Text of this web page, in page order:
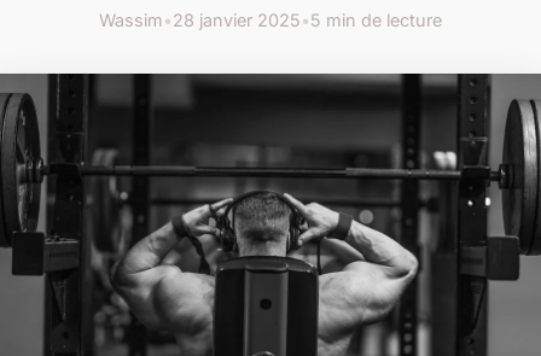
Wassim•28 janvier 2025•5 min de lecture